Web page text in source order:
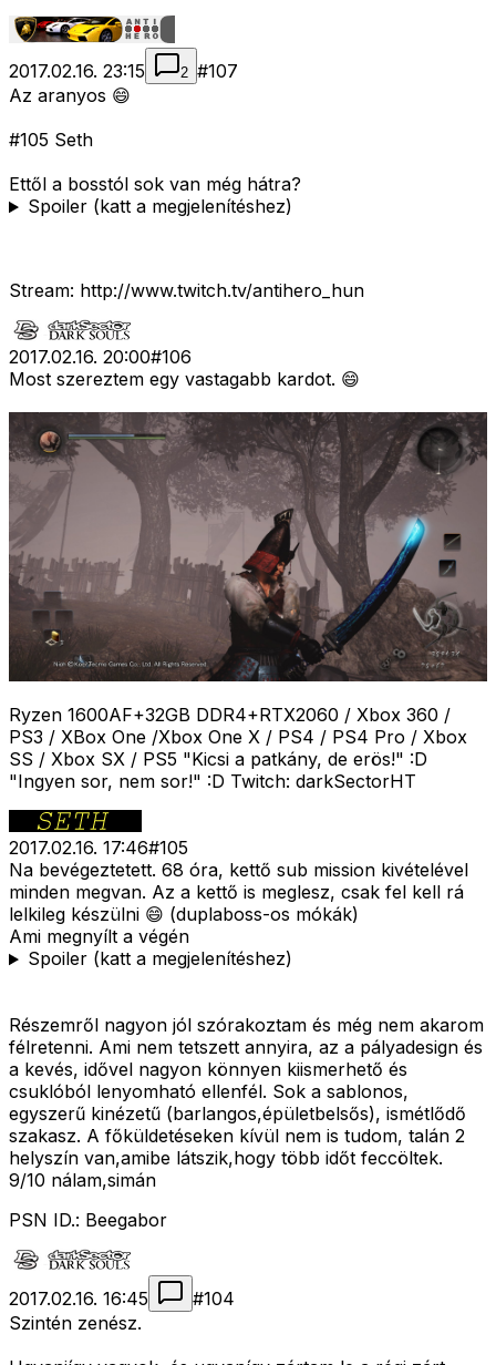
2017.02.16. 23:15 2 #107
Az aranyos 😄
#105 Seth
Ettől a bosstól sok van még hátra?
Spoiler (katt a megjelenítéshez)
Stream: http://www.twitch.tv/antihero_hun
2017.02.16. 20:00#106
Most szereztem egy vastagabb kardot. 😄
Ryzen 1600AF+32GB DDR4+RTX2060 / Xbox 360 /
PS3 / XBox One /Xbox One X / PS4 / PS4 Pro / Xbox
SS / Xbox SX / PS5 "Kicsi a patkány, de erös!" :D
"Ingyen sor, nem sor!" :D Twitch: darkSectorHT
2017.02.16. 17:46#105
Na bevégeztetett. 68 óra, kettő sub mission kivételével
minden megvan. Az a kettő is meglesz, csak fel kell rá
lelkileg készülni 😄 (duplaboss-os mókák)
Ami megnyílt a végén
Spoiler (katt a megjelenítéshez)
Részemről nagyon jól szórakoztam és még nem akarom
félretenni. Ami nem tetszett annyira, az a pályadesign és
a kevés, idővel nagyon könnyen kiismerhető és
csuklóból lenyomható ellenfél. Sok a sablonos,
egyszerű kinézetű (barlangos,épületbelsős), ismétlődő
szakasz. A főküldetéseken kívül nem is tudom, talán 2
helyszín van,amibe látszik,hogy több időt feccöltek.
9/10 nálam,simán
PSN ID.: Beegabor
2017.02.16. 16:45 #104
Szintén zenész.